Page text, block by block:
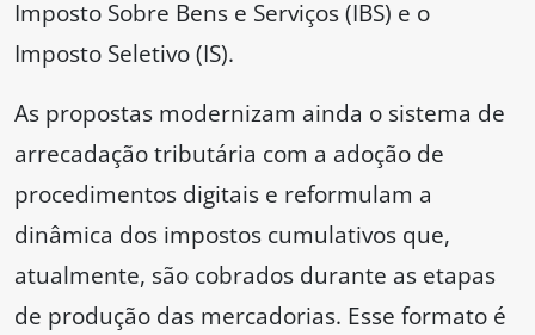
Imposto Sobre Bens e Serviços (IBS) e o
Imposto Seletivo (IS).
As propostas modernizam ainda o sistema de
arrecadação tributária com a adoção de
procedimentos digitais e reformulam a
dinâmica dos impostos cumulativos que,
atualmente, são cobrados durante as etapas
de produção das mercadorias. Esse formato é